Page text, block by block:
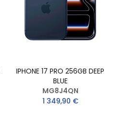
IPHONE 17 PRO 256GB DEEP
BLUE
MG8J4QN
1 349,90 €